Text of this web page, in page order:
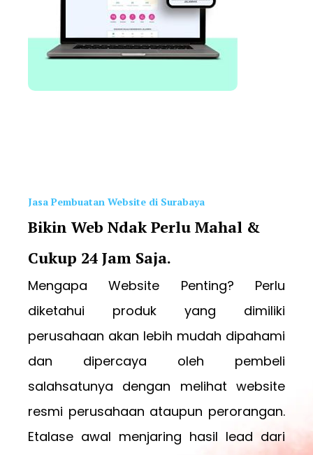
Jasa Pembuatan Website di Surabaya
Bikin Web Ndak Perlu Mahal &
Cukup 24 Jam Saja.
Mengapa Website Penting? Perlu
diketahui produk yang dimiliki
perusahaan akan lebih mudah dipahami
dan dipercaya oleh pembeli
salahsatunya dengan melihat website
resmi perusahaan ataupun perorangan.
Etalase awal menjaring hasil lead dari